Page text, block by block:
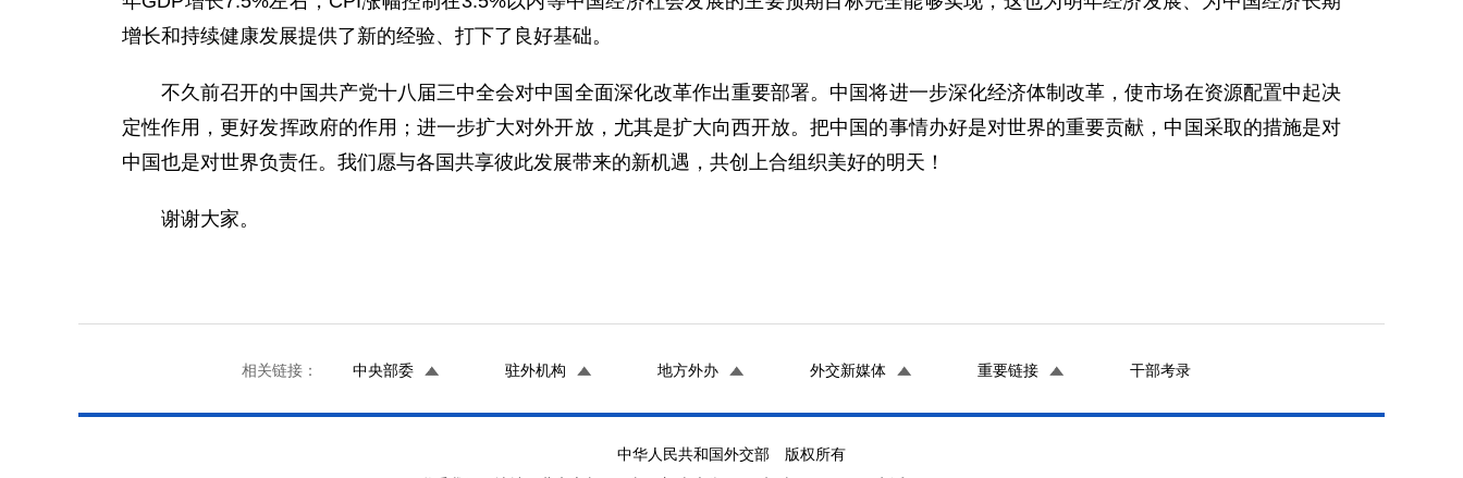
增长和持续健康发展提供了新的经验、打下了良好基础。
不久前召开的中国共产党十八届三中全会对中国全面深化改革作出重要部署。中国将进一步深化经济体制改革，使市场在资源配置中起决
定性作用，更好发挥政府的作用；进一步扩大对外开放，尤其是扩大向西开放。把中国的事情办好是对世界的重要贡献，中国采取的措施是对
中国也是对世界负责任。我们愿与各国共享彼此发展带来的新机遇，共创上合组织美好的明天！
谢谢大家。
相关链接： 中央部委 驻外机构 地方外办 外交新媒体 重要链接 干部考录
中华人民共和国外交部 版权所有